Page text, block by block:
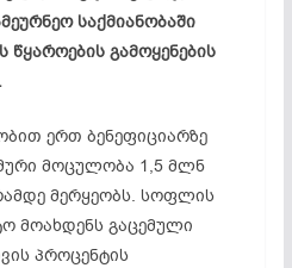
საქმიანობაში
წყაროების გამოყენების
ერთ ბენეფიციარზე
მოცულობა 1,5 მლნ
მერყეობს. სოფლის
მოახდენს გაცემული
პროცენტის